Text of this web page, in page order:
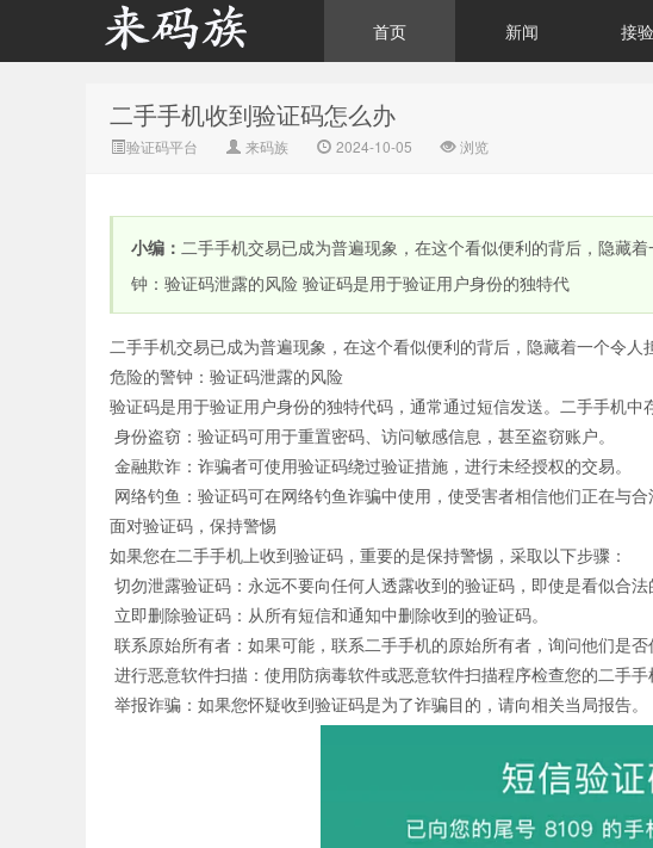
来码族 - 分享在线短信资
源接收资讯,手机短信验
证码网站
首页 新闻 接
二手手机收到验证码怎么办
验证码平台 来码族 2024-10-05 浏览
小编： 二手手机交易已成为普遍现象，在这个看似便利的背后，隐藏
钟：验证码泄露的风险 验证码是用于验证用户身份的独特代
二手手机交易已成为普遍现象，在这个看似便利的背后，隐藏着一个令人
危险的警钟：验证码泄露的风险
验证码是用于验证用户身份的独特代码，通常通过短信发送。二手手机
身份盗窃：验证码可用于重置密码、访问敏感信息，甚至盗窃账户。
金融欺诈：诈骗者可使用验证码绕过验证措施，进行未经授权的交易。
网络钓鱼：验证码可在网络钓鱼诈骗中使用，使受害者相信他们正在与合
面对验证码，保持警惕
如果您在二手手机上收到验证码，重要的是保持警惕，采取以下步骤：
切勿泄露验证码：永远不要向任何人透露收到的验证码，即使是看似合法
立即删除验证码：从所有短信和通知中删除收到的验证码。
联系原始所有者：如果可能，联系二手手机的原始所有者，询问他们是否
进行恶意软件扫描：使用防病毒软件或恶意软件扫描程序检查您的二手手
举报诈骗：如果您怀疑收到验证码是为了诈骗目的，请向相关当局报告。